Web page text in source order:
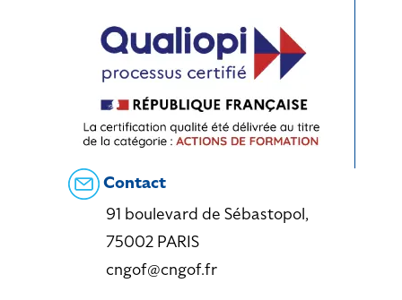
Contact
91 boulevard de Sébastopol,
75002 PARIS
cngof@cngof.fr